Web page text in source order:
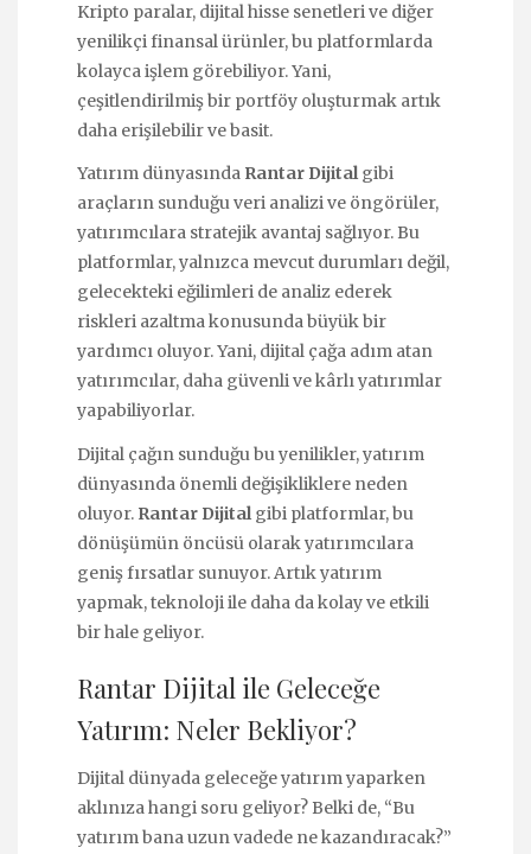
Kripto paralar, dijital hisse senetleri ve diğer
yenilikçi finansal ürünler, bu platformlarda
kolayca işlem görebiliyor. Yani,
çeşitlendirilmiş bir portföy oluşturmak artık
daha erişilebilir ve basit.
Yatırım dünyasında Rantar Dijital gibi
araçların sunduğu veri analizi ve öngörüler,
yatırımcılara stratejik avantaj sağlıyor. Bu
platformlar, yalnızca mevcut durumları değil,
gelecekteki eğilimleri de analiz ederek
riskleri azaltma konusunda büyük bir
yardımcı oluyor. Yani, dijital çağa adım atan
yatırımcılar, daha güvenli ve kârlı yatırımlar
yapabiliyorlar.
Dijital çağın sunduğu bu yenilikler, yatırım
dünyasında önemli değişikliklere neden
oluyor. Rantar Dijital gibi platformlar, bu
dönüşümün öncüsü olarak yatırımcılara
geniş fırsatlar sunuyor. Artık yatırım
yapmak, teknoloji ile daha da kolay ve etkili
bir hale geliyor.
Rantar Dijital ile Geleceğe
Yatırım: Neler Bekliyor?
Dijital dünyada geleceğe yatırım yaparken
aklınıza hangi soru geliyor? Belki de, “Bu
yatırım bana uzun vadede ne kazandıracak?”